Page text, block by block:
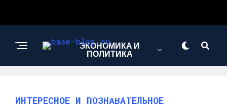
ЭКОНОМИКА И
ПОЛИТИКА
НОВОСТИ
ИНТЕРЕСНОЕ И ПОЗНАВАТЕЛЬНОЕ